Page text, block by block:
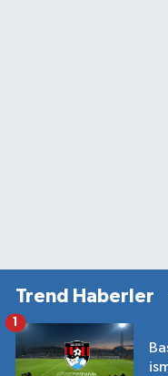
Trend Haberler
1